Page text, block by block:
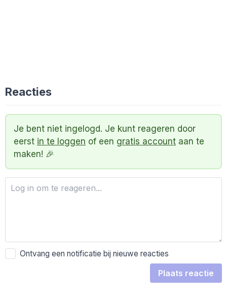
Reacties
Je bent niet ingelogd. Je kunt reageren door
eerst in te loggen of een gratis account aan te
maken! 🎉
Ontvang een notificatie bij nieuwe reacties
Plaats reactie